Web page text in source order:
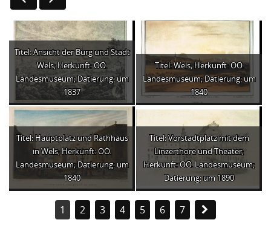
Titel: Ansicht der Burg und Stadt
Wels; Herkunft: OÖ.
Landesmuseum; Datierung: um
1837
Titel: Wels; Herkunft: OÖ.
Landesmuseum; Datierung: um
1840
Titel: Hauptplatz und Rathhaus
in Wels; Herkunft: OÖ.
Landesmuseum; Datierung: um
1840
Titel: Vorstadtplatz mit dem
Linzerthore und Theater;
Herkunft: OÖ. Landesmuseum;
Datierung: um 1890
1 2 3 4 5 6 7